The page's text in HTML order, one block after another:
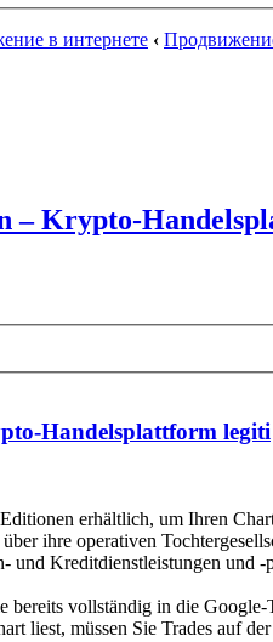
в интернете ‹
– Krypto-
Handelsplattform legiti
erhältlich, um Ihren
ihre operativen
und Kreditdienstleistungen und -
bereits vollständig in die
liest, müssen Sie Trades auf